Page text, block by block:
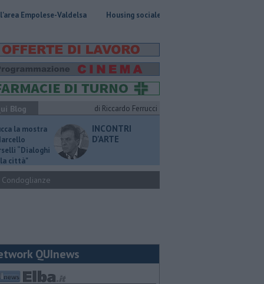
​Housing sociale, il Comune coinvolge il terzo settore
Blog di Riccardo Ferrucci
la mostra
“Dialoghi
città"
INCONTRI
D'ARTE
Condoglianze
QUInews